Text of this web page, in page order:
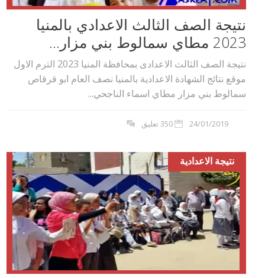
نتيجة الصف الثالث الاعدادي بالمنيا
2023 مطاي سمالوط بني مزار...
نتيجة الصف الثالث الاعدادى بمحافظة المنيا 2023 الترم الاول
موقع نتائج الشهادة الاعدادية بالمنيا نصف العام ابو قرقاص
سمالوط بني مزار مطاي اسماء الناجحي...
24/01/2019 350 تعليق
نتيجة الاعدادية